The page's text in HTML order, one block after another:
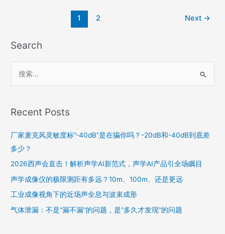
1 2 Next →
Search
Recent Posts
厂家麦克风灵敏度标”-40dB”是在骗你吗？-20dB和-40dB到底差
多少？
2026西声会直击！解析声学AI新范式，声学AI产品引全场瞩目
声学成像仪的极限测距有多远？10m、100m、还是更远
工业成像视角下的近场声全息与波束成形
气体泄漏：不是“漏不漏”的问题，是“多久才发现”的问题